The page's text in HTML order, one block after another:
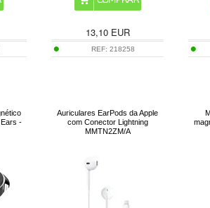
13,10EUR
REF: 218258
-
Auriculares EarPods da Apple
com Conector Lightning
MMTN2ZM/A